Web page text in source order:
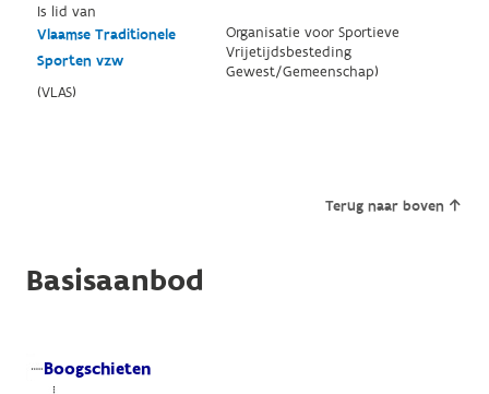
Is lid van
Vlaamse Traditionele
Sporten vzw
(VLAS)
Organisatie voor Sportieve
Vrijetijdsbesteding
Gewest/Gemeenschap)
Terug naar boven
Basisaanbod
Boogschieten